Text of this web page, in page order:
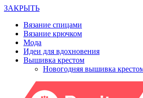
ЗАКРЫТЬ
Вязание спицами
Вязание крючком
Мода
Идеи для вдохновения
Вышивка крестом
Новогодняя вышивка